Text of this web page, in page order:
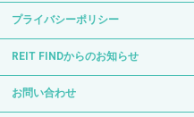
プライバシーポリシー
REIT FINDからのお知らせ
お問い合わせ